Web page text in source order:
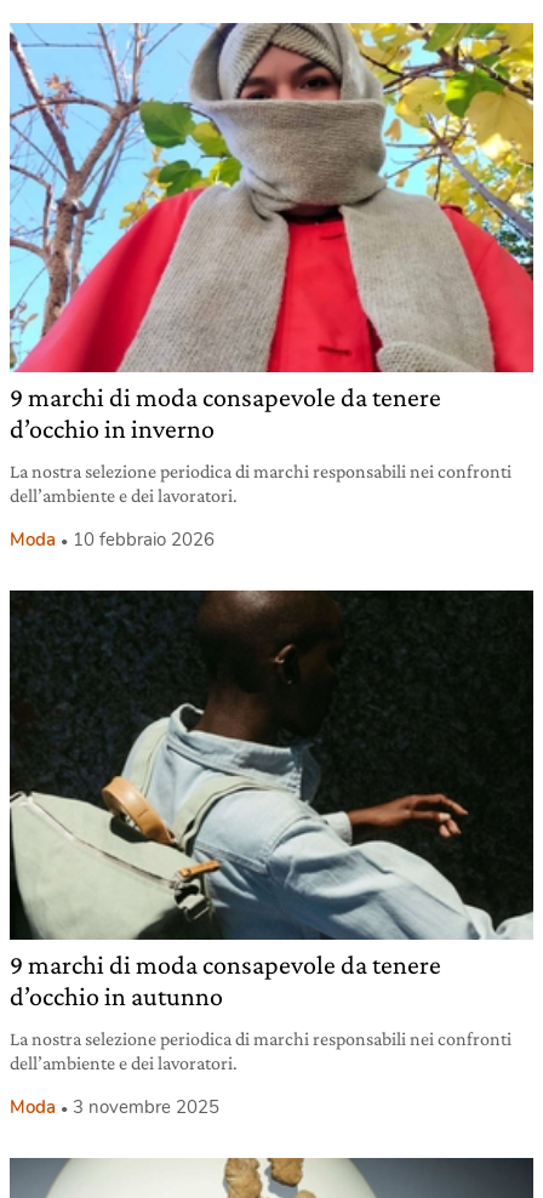
9 marchi di moda consapevole da tenere
d’occhio in inverno
La nostra selezione periodica di marchi responsabili nei confronti
dell’ambiente e dei lavoratori.
Moda 10 febbraio 2026
9 marchi di moda consapevole da tenere
d’occhio in autunno
La nostra selezione periodica di marchi responsabili nei confronti
dell’ambiente e dei lavoratori.
Moda 3 novembre 2025